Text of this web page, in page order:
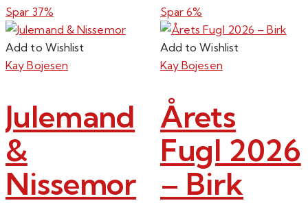
har
flere
varianter.
Mulighederne
på
varesiden
har
flere
varianter.
Mulighederne
vælges
på
varesiden
Spar 37%
Add to Wishlist
Kay Bojesen
Julemand
&
Nissemor
Spar 6%
Add to Wishlist
Kay Bojesen
Årets
Fugl 2026
– Birk